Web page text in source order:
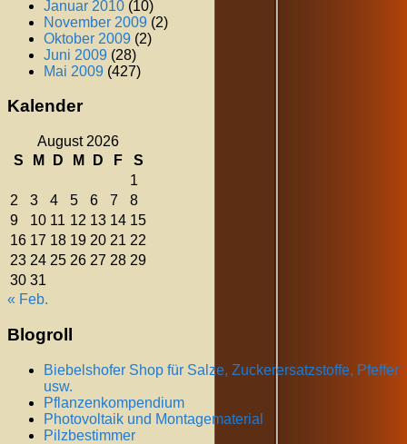
Januar 2010 (10)
November 2009 (2)
Oktober 2009 (2)
Juni 2009 (28)
Mai 2009 (427)
Kalender
August 2026
S
M D M D F
S
1
2
3 4 5 6 7
8
9
10 11 12 13 14 15
16 17 18 19 20 21 22
23 24 25 26 27 28 29
30 31
« Feb.
Blogroll
Biebelshofer Shop für Salze, Zuckerersatzstoffe, Pfeffer
usw.
Pflanzenkompendium
Photovoltaik und Montagematerial
Pilzbestimmer